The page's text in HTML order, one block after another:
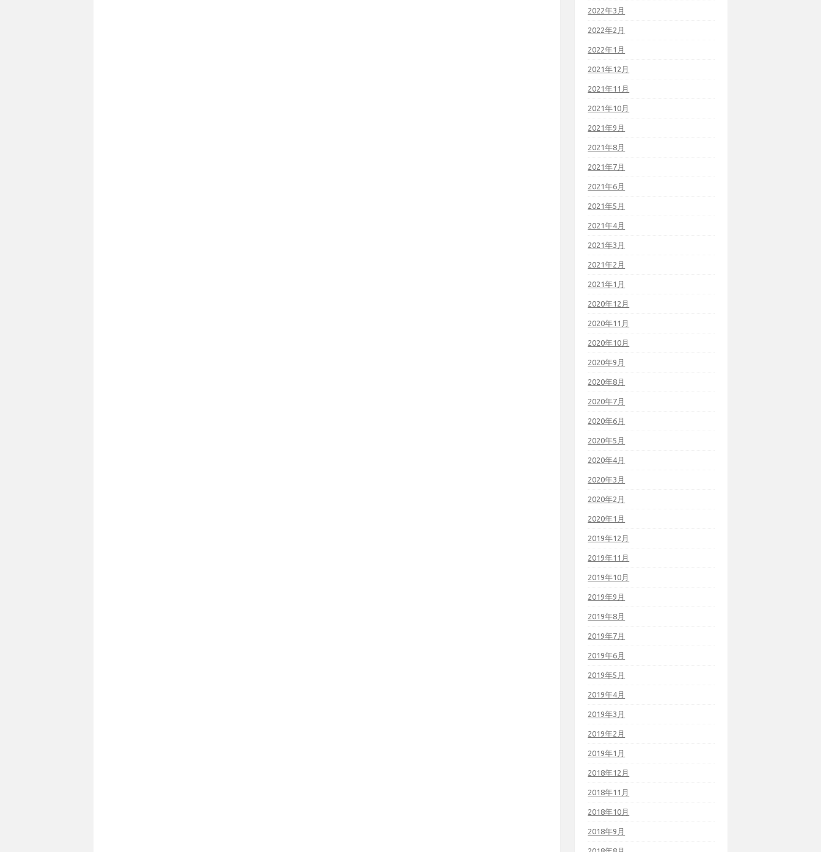
2022年3月
2022年2月
2022年1月
2021年12月
2021年11月
2021年10月
2021年9月
2021年8月
2021年7月
2021年6月
2021年5月
2021年4月
2021年3月
2021年2月
2021年1月
2020年12月
2020年11月
2020年10月
2020年9月
2020年8月
2020年7月
2020年6月
2020年5月
2020年4月
2020年3月
2020年2月
2020年1月
2019年12月
2019年11月
2019年10月
2019年9月
2019年8月
2019年7月
2019年6月
2019年5月
2019年4月
2019年3月
2019年2月
2019年1月
2018年12月
2018年11月
2018年10月
2018年9月